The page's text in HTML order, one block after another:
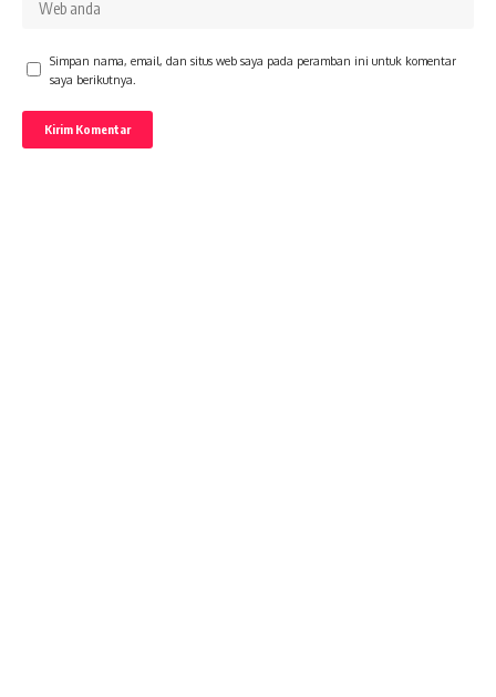
Simpan nama, email, dan situs web saya pada peramban ini untuk komentar
saya berikutnya.